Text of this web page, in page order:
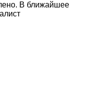
В ближайшее